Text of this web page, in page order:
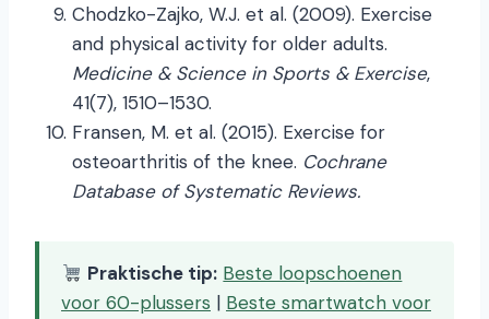
Chodzko-Zajko, W.J. et al. (2009). Exercise
and physical activity for older adults.
Medicine & Science in Sports & Exercise,
41(7), 1510–1530.
Fransen, M. et al. (2015). Exercise for
osteoarthritis of the knee. Cochrane
Database of Systematic Reviews.
Praktische tip: Beste loopschoenen
voor 60-plussers | Beste smartwatch voor